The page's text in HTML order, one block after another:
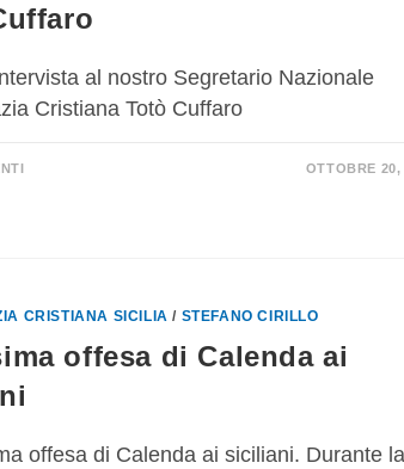
al nostro Segretario Nazionale
Cristiana Totò Cuffaro
OTTOBRE 20,
CRISTIANA SICILIA / STEFANO CIRILLO
offesa di Calenda ai
offesa di Calenda ai siciliani. Durante